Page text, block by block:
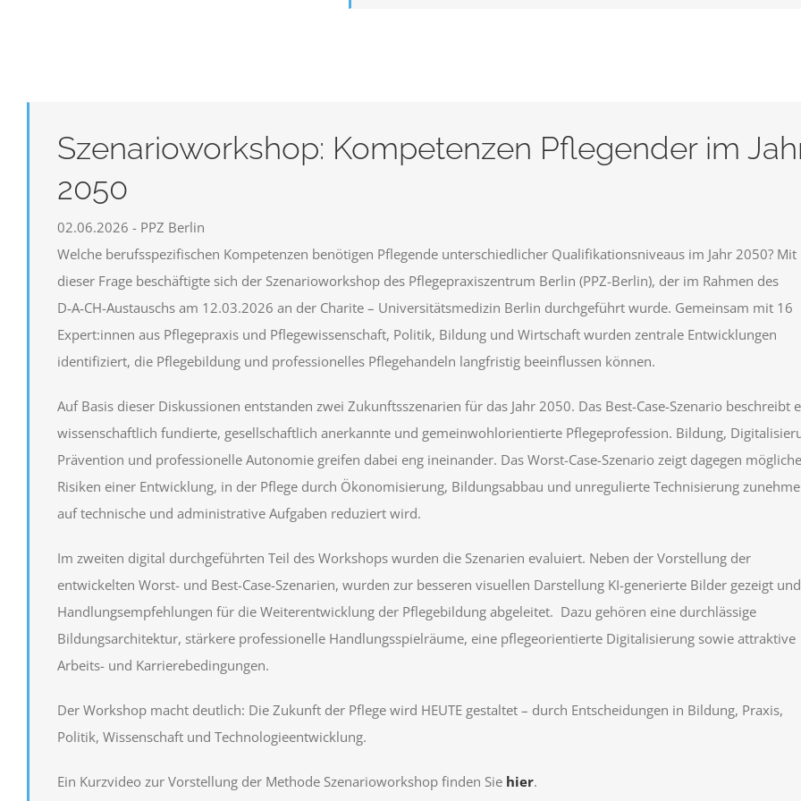
Szenarioworkshop: Kompetenzen Pflegender im
2050
02.06.2026 - PPZ Berlin
Welche berufsspezifischen Kompetenzen benötigen Pflegende unterschiedlicher Qualifikationsniveaus im Jahr 2050? Mit
dieser Frage beschäftigte sich der Szenarioworkshop des Pflegepraxiszentrum Berlin (PPZ-Berlin), der im Rahmen des
D‑A‑CH-Austauschs am 12.03.2026 an der Charite – Universitätsmedizin Berlin durchgeführt wurde. Gemeinsam mit 16
Expert:innen aus Pflegepraxis und Pflegewissenschaft, Politik, Bildung und Wirtschaft wurden zentrale Entwicklungen
identifiziert, die Pflegebildung und professionelles Pflegehandeln langfristig beeinflussen können.
Auf Basis dieser Diskussionen entstanden zwei Zukunftsszenarien für das Jahr 2050. Das Best-Case-Szenario beschreibt
wissenschaftlich fundierte, gesellschaftlich anerkannte und gemeinwohlorientierte Pflegeprofession. Bildung,
Prävention und professionelle Autonomie greifen dabei eng ineinander. Das Worst-Case-Szenario zeigt dagegen mögliche
Risiken einer Entwicklung, in der Pflege durch Ökonomisierung, Bildungsabbau und unregulierte Technisierung
auf technische und administrative Aufgaben reduziert wird.
Im zweiten digital durchgeführten Teil des Workshops wurden die Szenarien evaluiert. Neben der Vorstellung der
entwickelten Worst- und Best-Case-Szenarien, wurden zur besseren visuellen Darstellung KI-generierte Bilder gezeigt und
Handlungsempfehlungen für die Weiterentwicklung der Pflegebildung abgeleitet. Dazu gehören eine durchlässige
Bildungsarchitektur, stärkere professionelle Handlungsspielräume, eine pflegeorientierte Digitalisierung sowie attraktive
Arbeits- und Karrierebedingungen.
Der Workshop macht deutlich: Die Zukunft der Pflege wird HEUTE gestaltet – durch Entscheidungen in Bildung, Praxis,
Politik, Wissenschaft und Technologieentwicklung.
Ein Kurzvideo zur Vorstellung der Methode Szenarioworkshop finden Sie hier.